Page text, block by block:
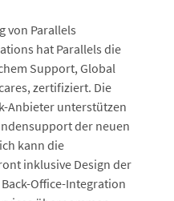
von Parallels
hat Parallels die
Support, Global
zertifiziert. Die
Anbieter unterstützen
der neuen
kann die
inklusive Design der
Office-Integration